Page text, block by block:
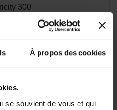
À propos des cookies
se souvient de vous et qui
300
et de filtre à moteur
soucieux de